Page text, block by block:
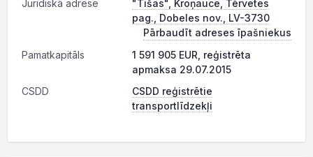
Juridiskā adrese
"Tišas", Kroņauce, Tērvetes
pag., Dobeles nov., LV-3730
Pārbaudīt adreses īpašniekus
Pamatkapitāls
1 591 905 EUR, reģistrēta
apmaksa 29.07.2015
CSDD
CSDD reģistrētie
transportlīdzekļi